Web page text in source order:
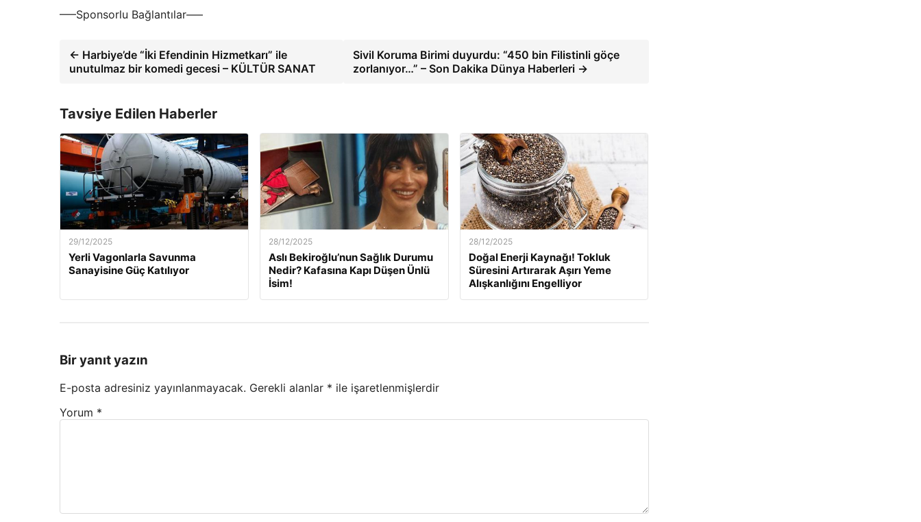
—–Sponsorlu Bağlantılar—–
← Harbiye’de “İki Efendinin Hizmetkarı” ile
unutulmaz bir komedi gecesi – KÜLTÜR SANAT
Sivil Koruma Birimi duyurdu: “450 bin Filistinli göçe
zorlanıyor…” – Son Dakika Dünya Haberleri →
Tavsiye Edilen Haberler
29/12/2025
Yerli Vagonlarla Savunma
Sanayisine Güç Katılıyor
28/12/2025
Aslı Bekiroğlu’nun Sağlık Durumu
Nedir? Kafasına Kapı Düşen Ünlü
İsim!
28/12/2025
Doğal Enerji Kaynağı! Tokluk
Süresini Artırarak Aşırı Yeme
Alışkanlığını Engelliyor
Bir yanıt yazın
E-posta adresiniz yayınlanmayacak. Gerekli alanlar * ile işaretlenmişlerdir
Yorum *